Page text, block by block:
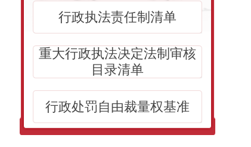
王爷府镇人民政府
•锦山镇人民政府
•牛家营子镇人民政府
•小牛群镇人民政府
南台子乡人民政府
•十家满族乡人民政府
行政执法责任制清单
重大行政执法决定法制审核
目录清单
行政处罚自由裁量权基准